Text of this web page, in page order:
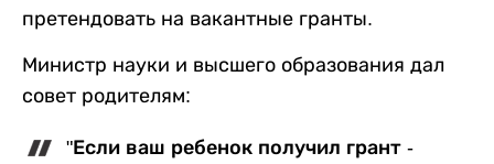
претендовать на вакантные гранты.
Министр науки и высшего образования дал
совет родителям:
"Если ваш ребенок получил грант -